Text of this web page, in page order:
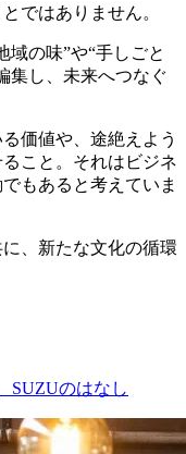
ではありません。
域の味”や“手しごと
集し、未来へつなぐ
価値や、途絶えよう
こと。それはビジネ
もあると考えていま
、新たな文化の循環
SUZUのはなし